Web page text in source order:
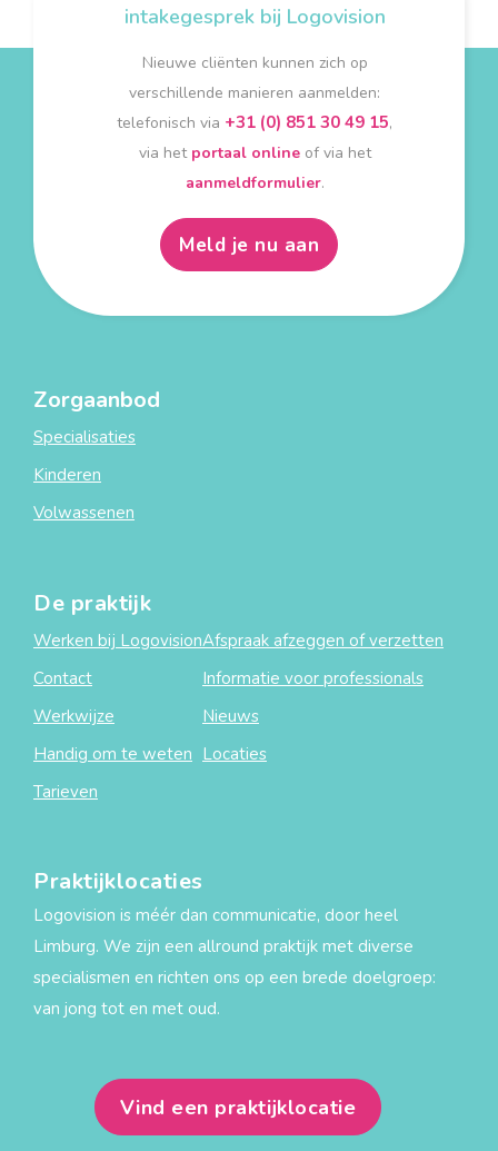
intakegesprek bij Logovision
Nieuwe cliënten kunnen zich op
verschillende manieren aanmelden:
telefonisch via +31 (0) 851 30 49 15,
via het portaal onlineof via het
aanmeldformulier.
Meld je nu aan
Zorgaanbod
Specialisaties
Kinderen
Volwassenen
De praktijk
Werken bij Logovision
Contact
Werkwijze
Handig om te weten
Tarieven
Afspraak afzeggen of verzetten
Informatie voor professionals
Nieuws
Locaties
Praktijklocaties
Logovision is méér dan communicatie, door heel
Limburg. We zijn een allround praktijk met diverse
specialismen en richten ons op een brede doelgroep:
van jong tot en met oud.
Vind een praktijklocatie